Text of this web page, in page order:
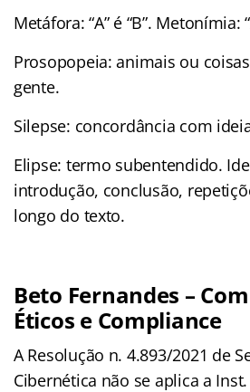
Metáfora: “A” é “B”. Metonímia:
Prosopopeia: animais ou
gente.
Silepse: concordância com
Elipse: termo subentendido.
introdução, conclusão,
longo do texto.
Beto Fernandes –
Éticos e Compliance
A Resolução n. 4.893/2021 de
Cibernética não se aplica a Inst.